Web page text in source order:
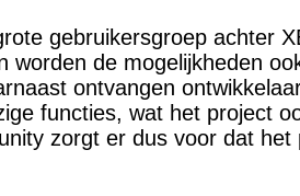
gebruikersgroep achter
worden de mogelijkheden
ontvangen
functies, wat het project
zorgt er dus voor dat